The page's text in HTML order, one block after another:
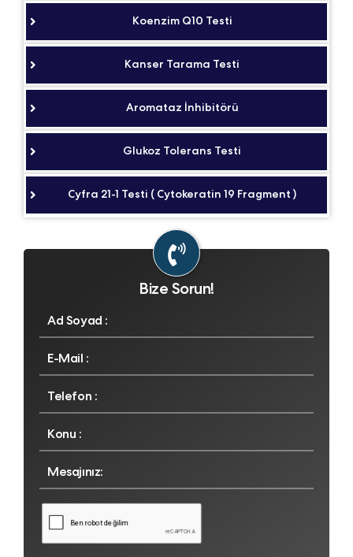
Koenzim Q10 Testi
Kanser Tarama Testi
Aromataz İnhibitörü
Glukoz Tolerans Testi
Cyfra 21-1 Testi ( Cytokeratin 19 Fragment )
Bize Sorun!